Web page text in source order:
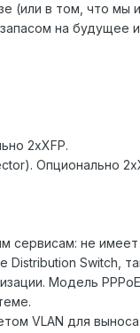
(или в том, что мы
на будущее и
2xXFP.
Опционально
сервисам: не
Switch,
Модель
VLAN для